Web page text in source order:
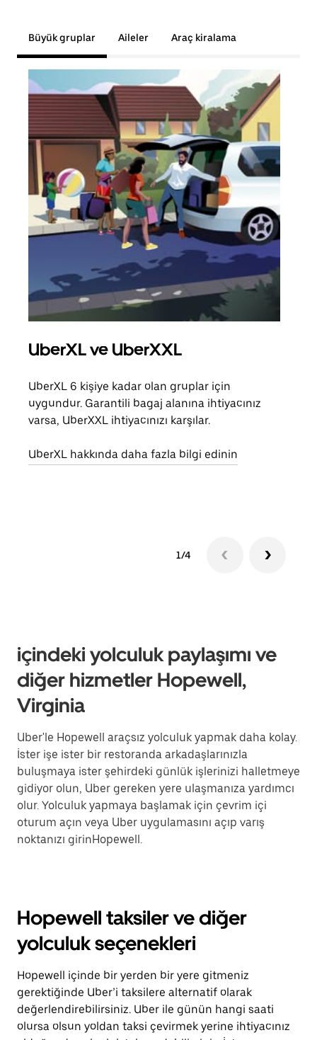
Büyük gruplar Aileler Araç kiralama
UberXL ve UberXXL
UberXL 6 kişiye kadar olan gruplar için
uygundur. Garantili bagaj alanına ihtiyacınız
varsa, UberXXL ihtiyacınızı karşılar.
UberXL hakkında daha fazla bilgi edinin
1/4
içindeki yolculuk paylaşımı ve
diğer hizmetler Hopewell,
Virginia
Uber'le Hopewell araçsız yolculuk yapmak daha kolay.
İster işe ister bir restoranda arkadaşlarınızla
buluşmaya ister şehirdeki günlük işlerinizi halletmeye
gidiyor olun, Uber gereken yere ulaşmanıza yardımcı
olur. Yolculuk yapmaya başlamak için çevrim içi
oturum açın veya Uber uygulamasını açıp varış
noktanızı girinHopewell.
Hopewell taksiler ve diğer
yolculuk seçenekleri
Hopewell içinde bir yerden bir yere gitmeniz
gerektiğinde Uber’i taksilere alternatif olarak
değerlendirebilirsiniz. Uber ile günün hangi saati
olursa olsun yoldan taksi çevirmek yerine ihtiyacınız